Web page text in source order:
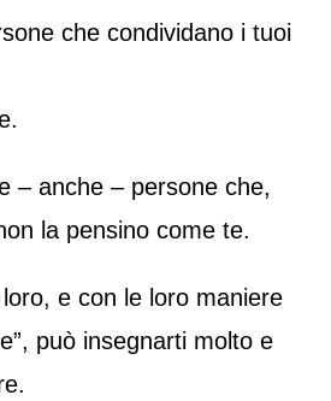
che condividano i tuoi
– anche – persone che,
la pensino come te.
e con le loro maniere
può insegnarti molto e